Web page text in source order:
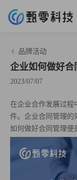
品牌活动
企业如何做好合
2023/07/07
在企业合作发展过程
件。企业合同管理的
如何做好合同管理便